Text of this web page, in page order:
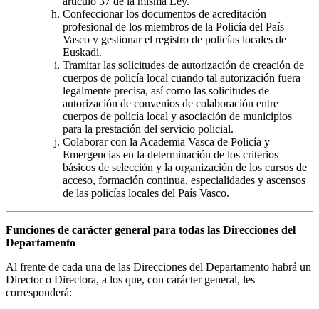
Confeccionar los documentos de acreditación
profesional de los miembros de la Policía del País
Vasco y gestionar el registro de policías locales de
Euskadi.
Tramitar las solicitudes de autorización de creación de
cuerpos de policía local cuando tal autorización fuera
legalmente precisa, así como las solicitudes de
autorización de convenios de colaboración entre
cuerpos de policía local y asociación de municipios
para la prestación del servicio policial.
Colaborar con la Academia Vasca de Policía y
Emergencias en la determinación de los criterios
básicos de selección y la organización de los cursos de
acceso, formación continua, especialidades y ascensos
de las policías locales del País Vasco.
Funciones de carácter general para todas las Direcciones del
Departamento
Al frente de cada una de las Direcciones del Departamento habrá un
Director o Directora, a los que, con carácter general, les
corresponderá: